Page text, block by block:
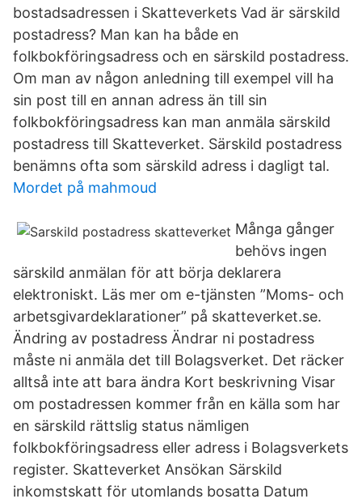
bostadsadressen i Skatteverkets Vad är särskild
postadress? Man kan ha både en
folkbokföringsadress och en särskild postadress.
Om man av någon anledning till exempel vill ha
sin post till en annan adress än till sin
folkbokföringsadress kan man anmäla särskild
postadress till Skatteverket. Särskild postadress
benämns ofta som särskild adress i dagligt tal.
Mordet på mahmoud
Många gånger
behövs ingen
särskild anmälan för att börja deklarera
elektroniskt. Läs mer om e-tjänsten ”Moms- och
arbetsgivardeklarationer” på skatteverket.se.
Ändring av postadress Ändrar ni postadress
måste ni anmäla det till Bolagsverket. Det räcker
alltså inte att bara ändra Kort beskrivning Visar
om postadressen kommer från en källa som har
en särskild rättslig status nämligen
folkbokföringsadress eller adress i Bolagsverkets
register. Skatteverket Ansökan Särskild
inkomstskatt för utomlands bosatta Datum